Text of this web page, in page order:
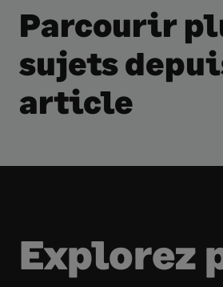
Parcourir
sujets
article
Explorez